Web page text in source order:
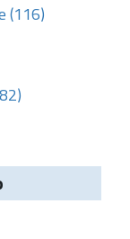
(116)